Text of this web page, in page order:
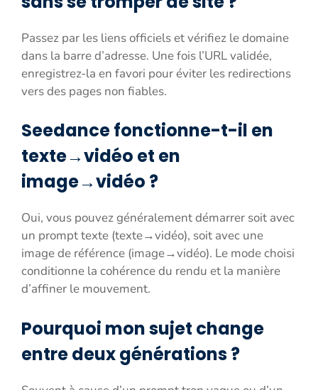
Passez par les liens officiels et vérifiez le domaine
dans la barre d’adresse. Une fois l’URL validée,
enregistrez-la en favori pour éviter les redirections
vers des pages non fiables.
Seedance fonctionne-t-il en
texte→vidéo et en
image→vidéo ?
Oui, vous pouvez généralement démarrer soit avec
un prompt texte (texte→vidéo), soit avec une
image de référence (image→vidéo). Le mode choisi
conditionne la cohérence du rendu et la manière
d’affiner le mouvement.
Pourquoi mon sujet change
entre deux générations ?